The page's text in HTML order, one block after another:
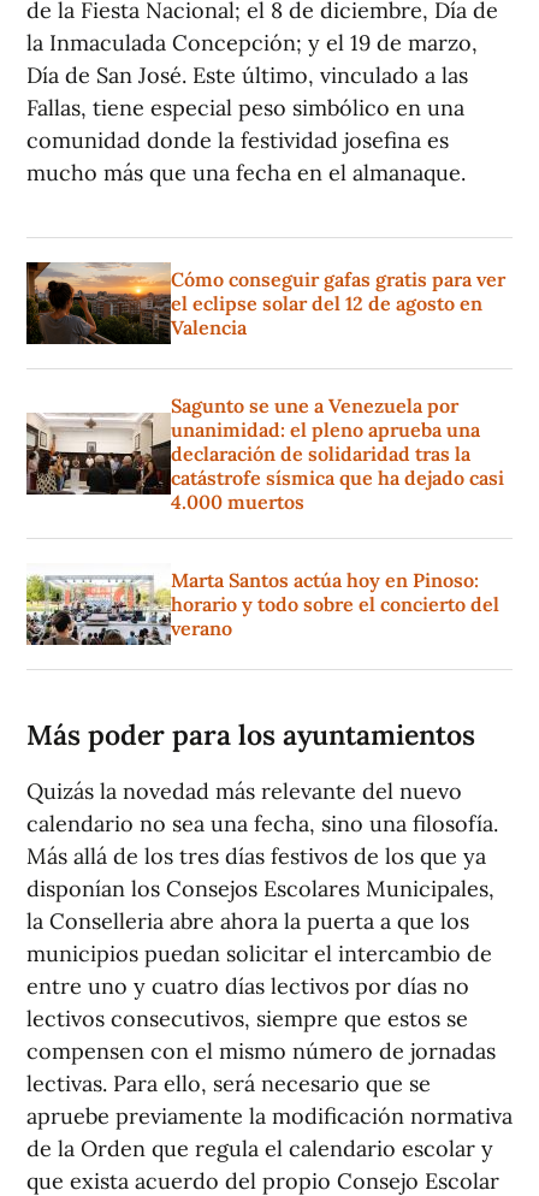
de la Fiesta Nacional; el 8 de diciembre, Día de
la Inmaculada Concepción; y el 19 de marzo,
Día de San José. Este último, vinculado a las
Fallas, tiene especial peso simbólico en una
comunidad donde la festividad josefina es
mucho más que una fecha en el almanaque.
Cómo conseguir gafas gratis para ver
el eclipse solar del 12 de agosto en
Valencia
Sagunto se une a Venezuela por
unanimidad: el pleno aprueba una
declaración de solidaridad tras la
catástrofe sísmica que ha dejado casi
4.000 muertos
Marta Santos actúa hoy en Pinoso:
horario y todo sobre el concierto del
verano
Más poder para los ayuntamientos
Quizás la novedad más relevante del nuevo
calendario no sea una fecha, sino una filosofía.
Más allá de los tres días festivos de los que ya
disponían los Consejos Escolares Municipales,
la Conselleria abre ahora la puerta a que los
municipios puedan solicitar el intercambio de
entre uno y cuatro días lectivos por días no
lectivos consecutivos, siempre que estos se
compensen con el mismo número de jornadas
lectivas. Para ello, será necesario que se
apruebe previamente la modificación normativa
de la Orden que regula el calendario escolar y
que exista acuerdo del propio Consejo Escolar